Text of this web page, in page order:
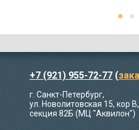
+7 (921) 955-72-77 (
г. Санкт-Петербург,
ул. Новолитовская 15, кор В,
секция 82Б (МЦ "Аквилон")